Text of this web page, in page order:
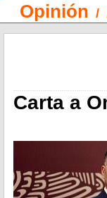
Opinión /
Carta a